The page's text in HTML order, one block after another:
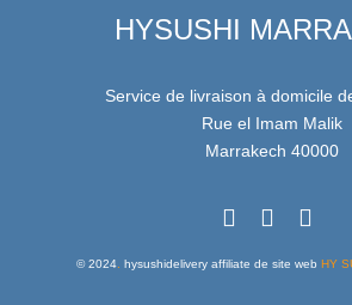
HYSUSHI
Service de livraison à domicile
Rue el Imam Malik
Marrakech 40000
© 2024 hysushidelivery affiliate de site web HY